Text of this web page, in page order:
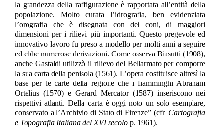
la grandezza della raffigurazione è rapportata all’entità della
popolazione. Molto curata l’idrografia, ben evidenziata
l’orografia che è disegnata con dei coni, di maggiori
dimensioni per i rilievi più importanti. Questo pregevole ed
innovativo lavoro fu preso a modello per molti anni a seguire
ed ebbe numerose derivazioni. Come osserva Biasutti (1908),
anche Gastaldi utilizzò il rilievo del Bellarmato per comporre
la sua carta della penisola (1561). L’opera costituisce altresì la
base per le carte della regione che i fiamminghi Abraham
Ortelius (1570) e Gerard Mercator (1587) inseriscono nei
rispettivi atlanti. Della carta è oggi noto un solo esemplare,
conservato all’Archivio di Stato di Firenze” (cfr. Cartografia
e Topografia Italiana del XVI secolo p. 1961).